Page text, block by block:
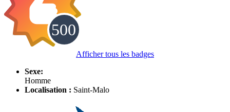
Afficher tous les badges
Sexe:
Homme
Localisation : Saint-Malo